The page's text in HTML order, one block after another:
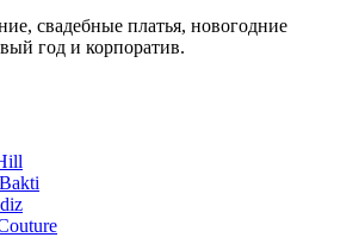
свадебные платья, новогодние
год и корпоратив.